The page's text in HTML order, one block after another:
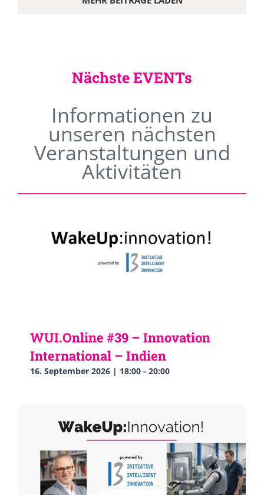
Nächste EVENTs
Informationen zu
unseren nächsten
Veranstaltungen und
Aktivitäten
WUI.Online #39 – Innovation
International – Indien
16. September 2026 | 18:00 - 20:00